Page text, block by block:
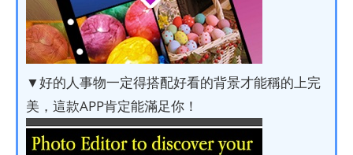
▼好的人事物一定得搭配好看的背景才能稱的上完
美，這款APP肯定能滿足你！